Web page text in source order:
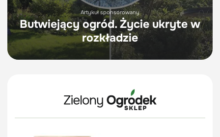
Artykuł sponsorowany
Butwiejący ogród. Życie ukryte w
rozkładzie